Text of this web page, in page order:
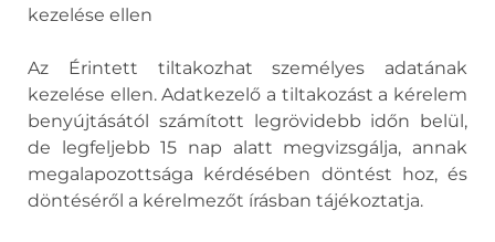
kezelése ellen
Az Érintett tiltakozhat személyes adatának
kezelése ellen. Adatkezelő a tiltakozást a kérelem
benyújtásától számított legrövidebb időn belül,
de legfeljebb 15 nap alatt megvizsgálja, annak
megalapozottsága kérdésében döntést hoz, és
döntéséről a kérelmezőt írásban tájékoztatja.